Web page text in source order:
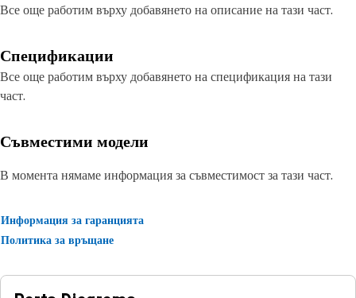
Все още работим върху добавянето на описание на тази част.
Спецификации
Все още работим върху добавянето на спецификация на тази
част.
Съвместими модели
В момента нямаме информация за съвместимост за тази част.
Информация за гаранцията
Политика за връщане